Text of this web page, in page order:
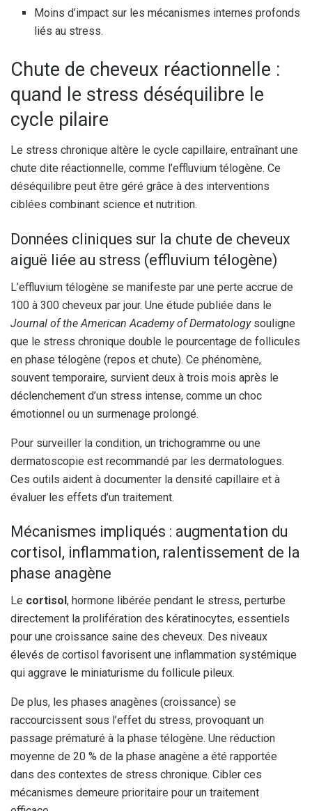
Moins d’impact sur les mécanismes internes profonds
liés au stress.
Chute de cheveux réactionnelle :
quand le stress déséquilibre le
cycle pilaire
Le stress chronique altère le cycle capillaire, entraînant une
chute dite réactionnelle, comme l’effluvium télogène. Ce
déséquilibre peut être géré grâce à des interventions
ciblées combinant science et nutrition.
Données cliniques sur la chute de cheveux
aiguë liée au stress (effluvium télogène)
L’effluvium télogène se manifeste par une perte accrue de
100 à 300 cheveux par jour. Une étude publiée dans le
Journal of the American Academy of Dermatologysouligne
que le stress chronique double le pourcentage de follicules
en phase télogène (repos et chute). Ce phénomène,
souvent temporaire, survient deux à trois mois après le
déclenchement d’un stress intense, comme un choc
émotionnel ou un surmenage prolongé.
Pour surveiller la condition, un trichogramme ou une
dermatoscopie est recommandé par les dermatologues.
Ces outils aident à documenter la densité capillaire et à
évaluer les effets d’un traitement.
Mécanismes impliqués : augmentation du
cortisol, inflammation, ralentissement de la
phase anagène
Le cortisol, hormone libérée pendant le stress, perturbe
directement la prolifération des kératinocytes, essentiels
pour une croissance saine des cheveux. Des niveaux
élevés de cortisol favorisent une inflammation systémique
qui aggrave le miniaturisme du follicule pileux.
De plus, les phases anagènes (croissance) se
raccourcissent sous l’effet du stress, provoquant un
passage prématuré à la phase télogène. Une réduction
moyenne de 20 % de la phase anagène a été rapportée
dans des contextes de stress chronique. Cibler ces
mécanismes demeure prioritaire pour un traitement